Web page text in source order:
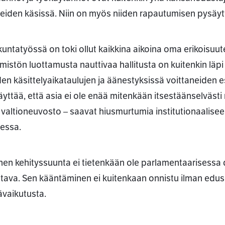
käsissä. Niin on myös niiden rapautumisen
on toki ollut kaikkina aikoina oma
luottamusta nauttivaa hallitusta on kuitenkin
käsittelyaikataulujen ja äänestyksissä voittaneiden
että asia ei ole enää mitenkään itsestäänselvästi
– saavat hiusmurtumia
kehityssuunta ei tietenkään ole
Sen kääntäminen ei kuitenkaan onnistu ilman